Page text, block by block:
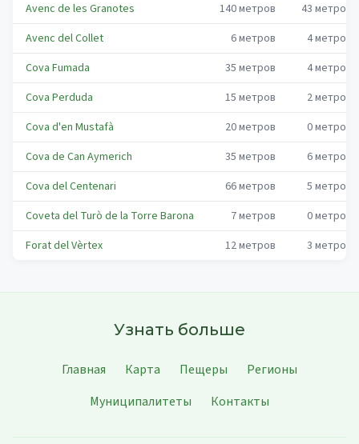
Avenc de les Granotes
140метров 43 метров
Avenc del Collet
6метров 4метров
Cova Fumada
35 метров 4метров
Cova Perduda
15 метров 2метров
Cova d'en Mustafà
20метров 0метров
Cova de Can Aymerich
35 метров 6метров
Cova del Centenari
66метров 5 метров
Coveta del Turò de la Torre Barona
7метров 0метров
Forat del Vèrtex
12метров 3 метров
Узнать больше
Главная Карта Пещеры
Регионы
Муниципалитеты
Контакты